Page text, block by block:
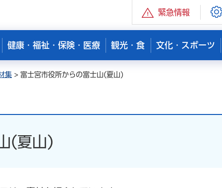
緊急情報
健康・福祉・保険・医療 観光・食 文化・スポーツ
集 > 富士宮市役所からの富士山(夏山)
(夏山)